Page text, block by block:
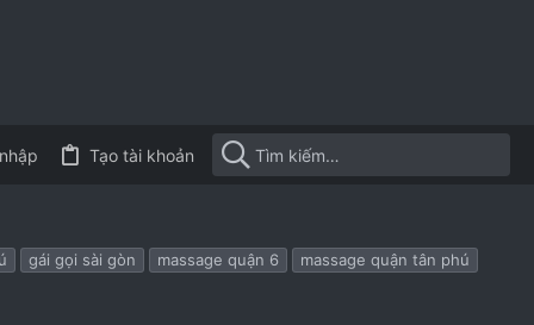
Tạo tài khoản
gái gọi sài gòn massage quận 6 massage quận tân phú